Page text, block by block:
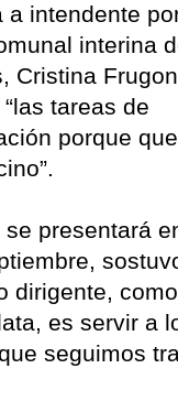
a intendente
interina
Cristina
tareas de
porque
se presentará
dirigente,
es servir a
seguimos